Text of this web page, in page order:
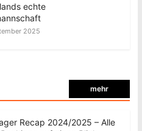
echte
2025
mehr
Recap 2024/2025 – Alle